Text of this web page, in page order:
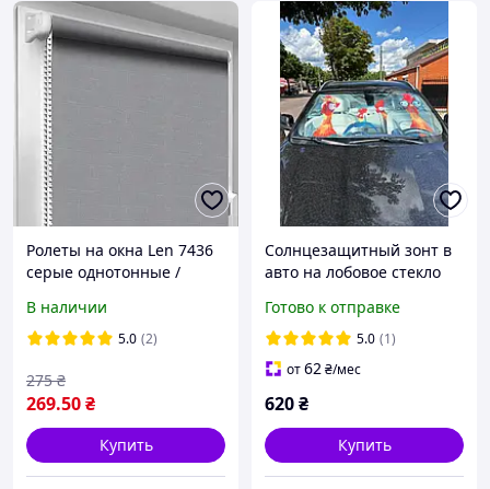
Ролеты на окна Len 7436
серые однотонные /
32,5х160 см
В наличии
5.0 (2)
269.50₴
275 ₴
Купить
Солнцезащитный зонт в
авто на лобовое стекло
автомобильная шторка от
солнца 140х80 см + чехол
Готово к отправке
5.0 (1)
от62₴/мес
620₴
Купить